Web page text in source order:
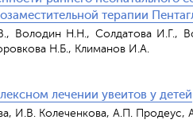
терапии
Володин Н.Н., Солдатова
Н.Б., Климанов И.А.
лечении увеитов у детей
И.В. Колеченкова, А.П. Продеус,